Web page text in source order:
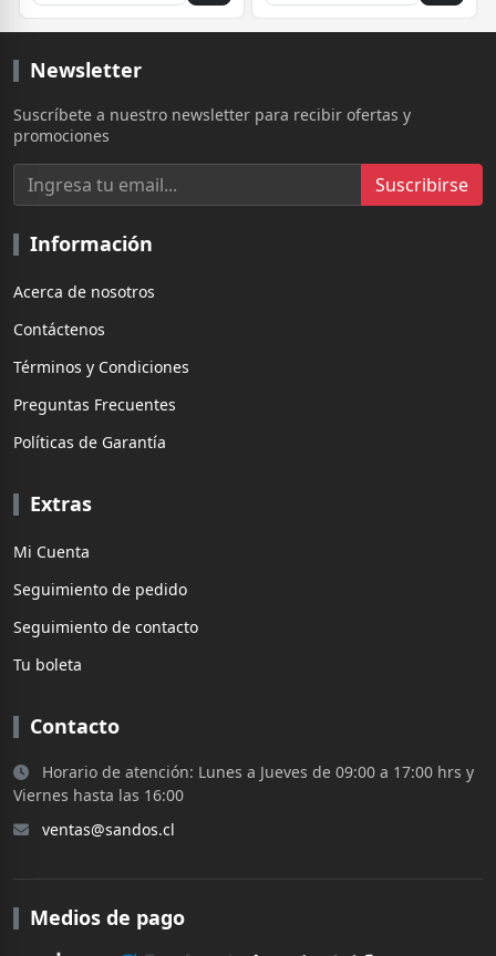
Newsletter
Suscríbete a nuestro newsletter para recibir ofertas y
promociones
Suscribirse
Información
Acerca de nosotros
Contáctenos
Términos y Condiciones
Preguntas Frecuentes
Políticas de Garantía
Extras
Mi Cuenta
Seguimiento de pedido
Seguimiento de contacto
Tu boleta
Contacto
Horario de atención: Lunes a Jueves de 09:00 a 17:00 hrs y
Viernes hasta las 16:00
ventas@sandos.cl
Medios de pago